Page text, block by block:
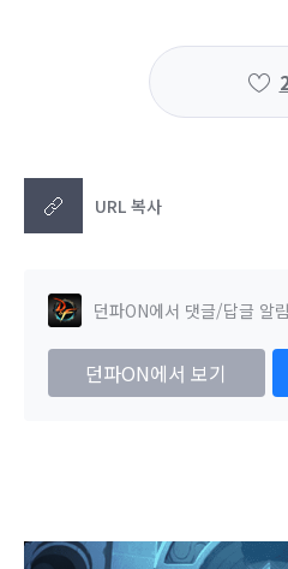
URL 복사
던파ON에서 댓글/답글 알
던파ON에서 보기